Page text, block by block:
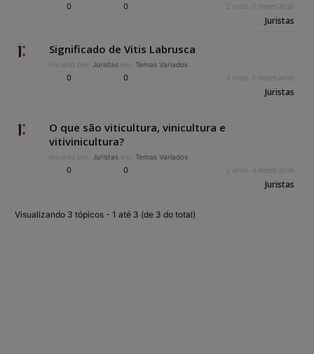
0 0 2 anos, 3 meses atrás
Juristas
Significado de Vitis Labrusca
Iniciado por: Juristas em: Temas Variados
0 0 2 anos, 3 meses atrás
Juristas
O que são viticultura, vinicultura e
vitivinicultura?
Iniciado por: Juristas em: Temas Variados
0 0 2 anos, 4 meses atrás
Juristas
Visualizando 3 tópicos - 1 até 3 (de 3 do total)